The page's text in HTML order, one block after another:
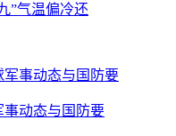
”气温偏冷还
事动态与国防要